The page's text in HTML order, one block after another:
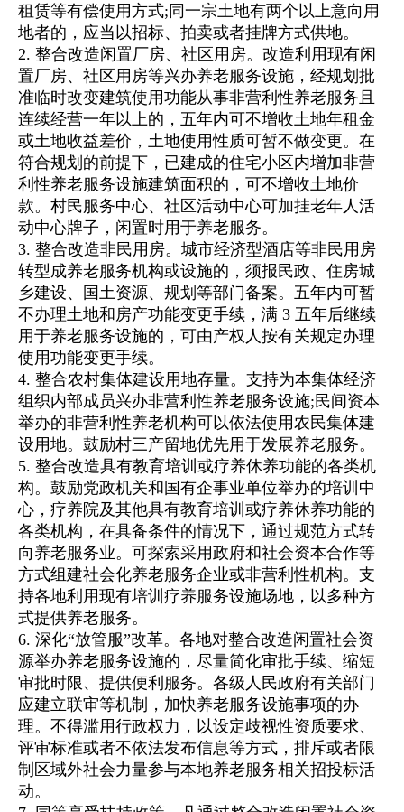
租赁等有偿使用方式;同一宗土地有两个以上意向用
地者的，应当以招标、拍卖或者挂牌方式供地。
2. 整合改造闲置厂房、社区用房。改造利用现有闲
置厂房、社区用房等兴办养老服务设施，经规划批
准临时改变建筑使用功能从事非营利性养老服务且
连续经营一年以上的，五年内可不增收土地年租金
或土地收益差价，土地使用性质可暂不做变更。在
符合规划的前提下，已建成的住宅小区内增加非营
利性养老服务设施建筑面积的，可不增收土地价
款。村民服务中心、社区活动中心可加挂老年人活
动中心牌子，闲置时用于养老服务。
3. 整合改造非民用房。城市经济型酒店等非民用房
转型成养老服务机构或设施的，须报民政、住房城
乡建设、国土资源、规划等部门备案。五年内可暂
不办理土地和房产功能变更手续，满 3 五年后继续
用于养老服务设施的，可由产权人按有关规定办理
使用功能变更手续。
4. 整合农村集体建设用地存量。支持为本集体经济
组织内部成员兴办非营利性养老服务设施;民间资本
举办的非营利性养老机构可以依法使用农民集体建
设用地。鼓励村三产留地优先用于发展养老服务。
5. 整合改造具有教育培训或疗养休养功能的各类机
构。鼓励党政机关和国有企事业单位举办的培训中
心，疗养院及其他具有教育培训或疗养休养功能的
各类机构，在具备条件的情况下，通过规范方式转
向养老服务业。可探索采用政府和社会资本合作等
方式组建社会化养老服务企业或非营利性机构。支
持各地利用现有培训疗养服务设施场地，以多种方
式提供养老服务。
6. 深化“放管服”改革。各地对整合改造闲置社会资
源举办养老服务设施的，尽量简化审批手续、缩短
审批时限、提供便利服务。各级人民政府有关部门
应建立联审等机制，加快养老服务设施事项的办
理。不得滥用行政权力，以设定歧视性资质要求、
评审标准或者不依法发布信息等方式，排斥或者限
制区域外社会力量参与本地养老服务相关招投标活
动。